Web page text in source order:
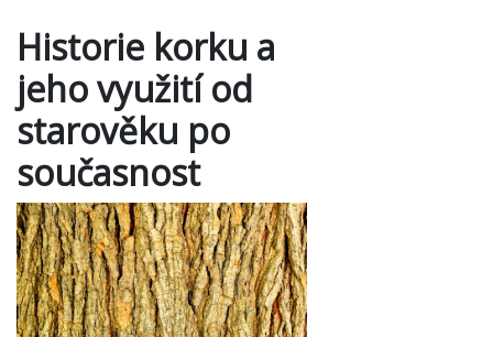
Historie korku a
jeho využití od
starověku po
současnost